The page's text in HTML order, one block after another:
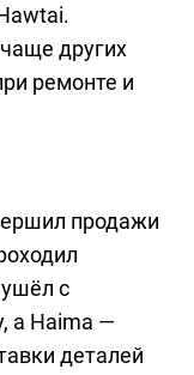
других
ремонте и
продажи
с
а Haima —
деталей